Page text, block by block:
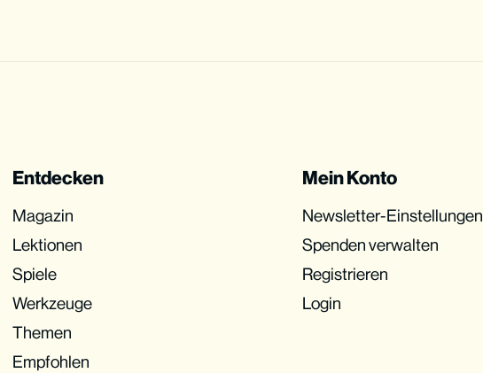
Entdecken
Magazin
Lektionen
Spiele
Werkzeuge
Themen
Empfohlen
Mein Konto
Newsletter-Einstellungen
Spenden verwalten
Registrieren
Login